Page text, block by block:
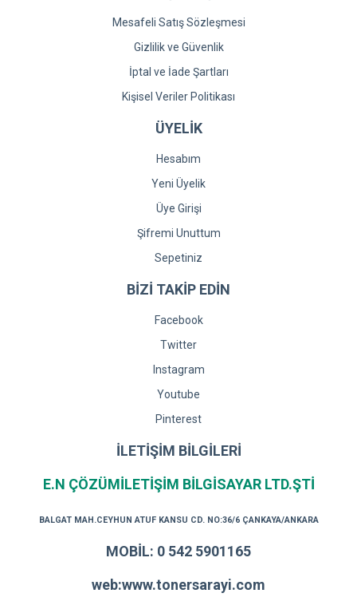
Mesafeli Satış Sözleşmesi
Gizlilik ve Güvenlik
İptal ve İade Şartları
Kişisel Veriler Politikası
ÜYELİK
Hesabım
Yeni Üyelik
Üye Girişi
Şifremi Unuttum
Sepetiniz
BİZİ TAKİP EDİN
Facebook
Twitter
Instagram
Youtube
Pinterest
İLETİŞİM BİLGİLERİ
E.N ÇÖZÜMİLETİŞİM BİLGİSAYAR LTD.ŞTİ
BALGAT MAH.CEYHUN ATUF KANSU CD. NO:36/6 ÇANKAYA/ANKARA
MOBİL: 0 542 5901165
web:www.tonersarayi.com